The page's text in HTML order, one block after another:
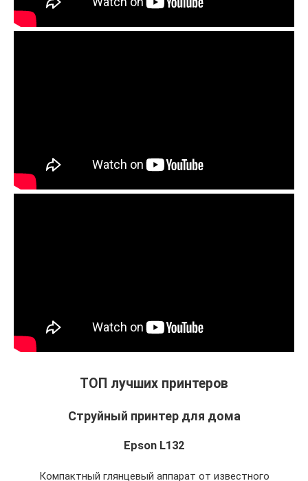
ТОП лучших принтеров
Струйный принтер для дома
Epson L132
Компактный глянцевый аппарат от известного